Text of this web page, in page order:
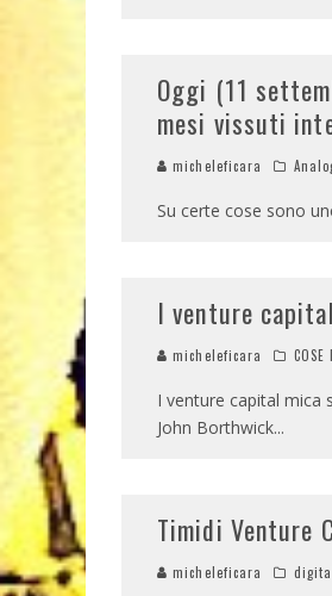
Oggi (11
mesi vissuti
micheleficara
Su certe cose sono
I venture
micheleficara COSE
I venture capital mica
John Borthwick...
Timidi Venture
micheleficara